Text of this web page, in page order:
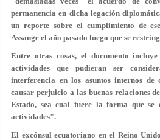
permanencia en dicha legación
un reporte sobre el cumplimiento de
Assange el año pasado luego que se
Entre otras cosas, el documento
actividades que pudieran ser
interferencia en los asuntos internos de
causar perjuicio a las buenas relaciones
Estado, sea cual fuere la forma que se
actividades".
El excónsul ecuatoriano en el Reino